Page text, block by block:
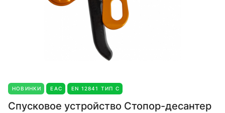
НОВИНКИ EAC EN 12841 ТИП С
Спусковое устройство Стопор-десантер